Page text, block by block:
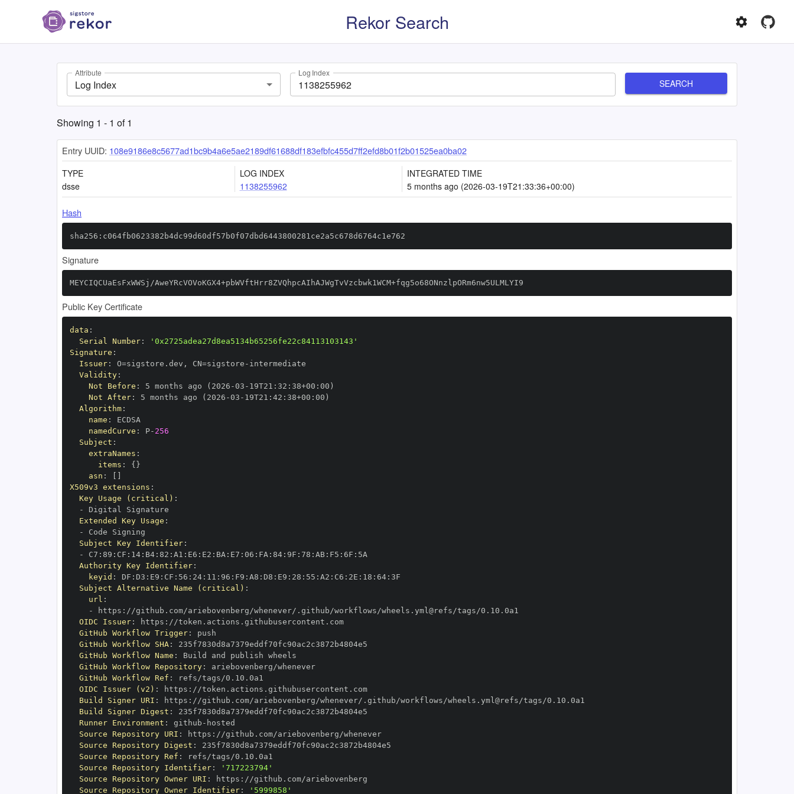
Rekor Search
Attribute
Log Index
Log Index
SEARCH
Showing 1 - 1 of1
Entry UUID: 108e9186e8c5677ad1bc9b4a6e5ae2189df61688df183efbfc455d7ff2efd8b01f2b01525ea0ba02
TYPE
dsse
LOG INDEX
1138255962
INTEGRATED TIME
5 months ago (2026-03-19T21:33:36+00:00)
Hash
sha256:c064fb0623382b4dc99d60df57b0f07dbd6443800281ce2a5c678d6764c1e762
Signature
MEYCIQCUaEsFxWWSj/AweYRcVOVoKGX4+pbWVftHrr8ZVQhpcAIhAJWgTvVzcbwk1WCM+fqg5o68ONnzlpORm6nw5ULMLYI9
Public Key Certificate
data :
Serial Number:
'0x2725adea27d8ea5134b65256fe22c84113103143'
Signature :
Issuer: O=sigstore.dev , CN=sigstore -
Validity:
Not Before : 5 months ago (2026 -03 - 19T21 : 32 : 38+00 :
Not After: 5 months ago (2026 -03 - 19T21 : 42 : 38+00 :
Algorithm:
name :
namedCurve : P- 256
Subject :
extraNames :
items : { }
asn :
X509v3 extensions :
Key Usage (critical) :
-
Extended Key Usage :
-
Subject Key Identifier:
-
C7 : 89 : CF : 14: B4: 82 : A1 : E6 : E2 : BA : E7 : 06 : FA : 84: 9F : 78 : AB: F5 : 6F :
Authority Key Identifier:
keyid : DF : D3 : E9 : CF : 56 : 24: 11 : 96 : F9 : A8 : D8 : E9 : 28 : 55 : A2 : C6 : 2E : 18 : 64:
Subject Alternative Name (critical) :
url :
-
https :
OIDC Issuer: https :
//token.actions.githubusercontent.com
GitHub Workflow Trigger:
GitHub Workflow SHA:
GitHub Workflow Name :
GitHub Workflow Repository:
ariebovenberg/whenever
GitHub Workflow Ref :
OIDC Issuer (v2) : https :
//token.actions.githubusercontent.com
Build Signer URI : https :
Build Signer Digest :
Runner Environment : github -
Source Repository URI : https :
//github.com/ariebovenberg/whenever
Source Repository Digest :
Source Repository Ref :
Source Repository Identifier:
'717223794'
Source Repository Owner URI : https :
Source Repository Owner Identifier: '5999858'